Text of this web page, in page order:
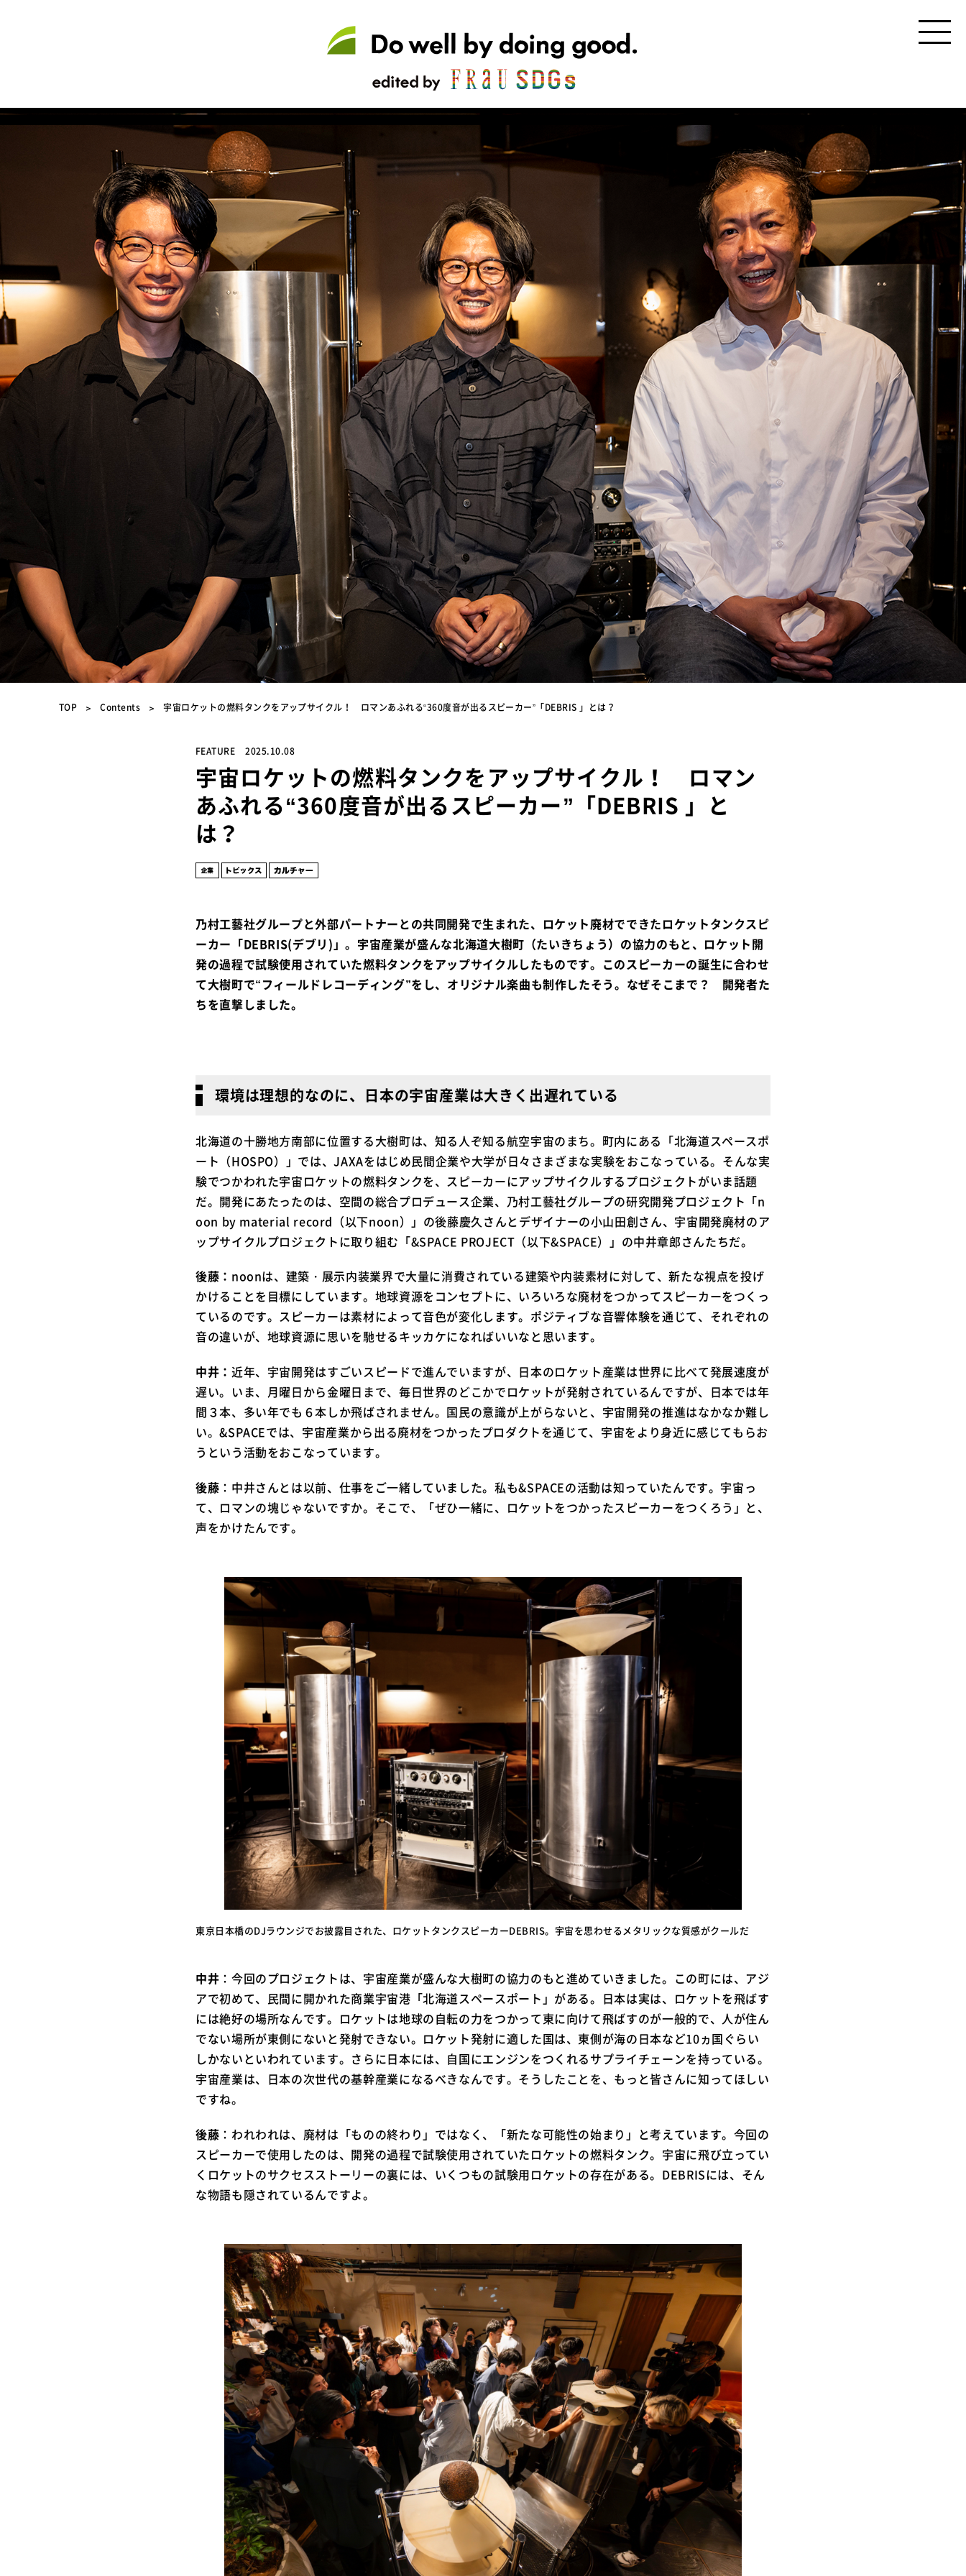
TOP Contents 宇宙ロケットの燃料タンクをアップサイクル！ ロマンあふれる“360度音が出るスピーカー”「DEBRIS 」とは？
FEATURE 2025.10.08
宇宙ロケットの燃料タンクをアップサイクル！ ロマン
あふれる“360度音が出るスピーカー”「DEBRIS 」と
は？
乃村工藝社グループと外部パートナーとの共同開発で生まれた、ロケット廃材でできたロケットタンクスピ
ーカー「DEBRIS(デブリ)」。宇宙産業が盛んな北海道大樹町（たいきちょう）の協力のもと、ロケット開
発の過程で試験使用されていた燃料タンクをアップサイクルしたものです。このスピーカーの誕生に合わせ
て大樹町で“フィールドレコーディング”をし、オリジナル楽曲も制作したそう。なぜそこまで？ 開発者た
ちを直撃しました。
環境は理想的なのに、日本の宇宙産業は大きく出遅れている
北海道の十勝地方南部に位置する大樹町は、知る人ぞ知る航空宇宙のまち。町内にある「北海道スペースポ
ート（HOSPO）」では、JAXAをはじめ民間企業や大学が日々さまざまな実験をおこなっている。そんな実
験でつかわれた宇宙ロケットの燃料タンクを、スピーカーにアップサイクルするプロジェクトがいま話題
だ。開発にあたったのは、空間の総合プロデュース企業、乃村工藝社グループの研究開発プロジェクト「n
oon by material record（以下noon）」の後藤慶久さんとデザイナーの小山田創さん、宇宙開発廃材のア
ップサイクルプロジェクトに取り組む「&SPACE PROJECT（以下&SPACE）」の中井章郎さんたちだ。
後藤： noonは、建築・展示内装業界で大量に消費されている建築や内装素材に対して、新たな視点を投げ
かけることを目標にしています。地球資源をコンセプトに、いろいろな廃材をつかってスピーカーをつくっ
ているのです。スピーカーは素材によって音色が変化します。ポジティブな音響体験を通じて、それぞれの
音の違いが、地球資源に思いを馳せるキッカケになればいいなと思います。
中井： 近年、宇宙開発はすごいスピードで進んでいますが、日本のロケット産業は世界に比べて発展速度が
遅い。いま、月曜日から金曜日まで、毎日世界のどこかでロケットが発射されているんですが、日本では年
間３本、多い年でも６本しか飛ばされません。国民の意識が上がらないと、宇宙開発の推進はなかなか難し
い。&SPACEでは、宇宙産業から出る廃材をつかったプロダクトを通じて、宇宙をより身近に感じてもらお
うという活動をおこなっています。
後藤 ：中井さんとは以前、仕事をご一緒していました。私も&SPACEの活動は知っていたんです。宇宙っ
て、ロマンの塊じゃないですか。そこで、「ぜひ一緒に、ロケットをつかったスピーカーをつくろう」と、
声をかけたんです。
東京日本橋のDJラウンジでお披露目された、ロケットタンクスピーカーDEBRIS。宇宙を思わせるメタリックな質感がクールだ
中井 ：今回のプロジェクトは、宇宙産業が盛んな大樹町の協力のもと進めていきました。この町には、アジ
アで初めて、民間に開かれた商業宇宙港「北海道スペースポート」がある。日本は実は、ロケットを飛ばす
には絶好の場所なんです。ロケットは地球の自転の力をつかって東に向けて飛ばすのが一般的で、人が住ん
でない場所が東側にないと発射できない。ロケット発射に適した国は、東側が海の日本など10ヵ国ぐらい
しかないといわれています。さらに日本には、自国にエンジンをつくれるサプライチェーンを持っている。
宇宙産業は、日本の次世代の基幹産業になるべきなんです。そうしたことを、もっと皆さんに知ってほしい
ですね。
後藤 ：われわれは、廃材は「ものの終わり」ではなく、「新たな可能性の始まり」と考えています。今回の
スピーカーで使用したのは、開発の過程で試験使用されていたロケットの燃料タンク。宇宙に飛び立ってい
くロケットのサクセスストーリーの裏には、いくつもの試験用ロケットの存在がある。DEBRISには、そん
な物語も隠されているんですよ。